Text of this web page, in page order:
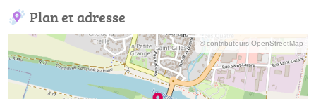
Plan et adresse
© contributeurs OpenStreetMap